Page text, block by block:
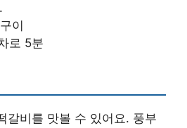
이
로 5분
갈비를 맛볼 수 있어요. 풍부